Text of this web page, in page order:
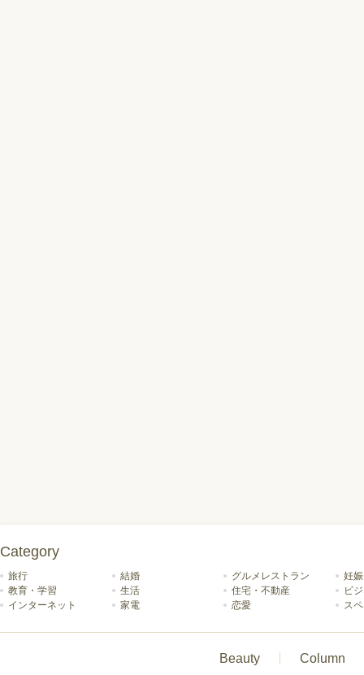
Category
旅行 結婚 グルメレストラン
妊
教育・学習
生活 住宅・不動産
ビ
インターネット
家電 恋愛 ス
Beauty Column